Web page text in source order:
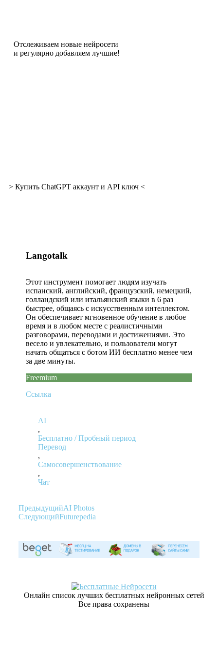
Отслеживаем новые нейросети
и регулярно добавляем лучшие!
> Купить ChatGPT аккаунт и API ключ <
Langotalk
Этот инструмент помогает людям изучать
испанский, английский, французский, немецкий,
голландский или итальянский языки в 6 раз
быстрее, общаясь с искусственным интеллектом.
Он обеспечивает мгновенное обучение в любое
время и в любом месте с реалистичными
разговорами, переводами и достижениями. Это
весело и увлекательно, и пользователи могут
начать общаться с ботом ИИ бесплатно менее чем
за две минуты.
Freemium
Ссылка
AI
,
Бесплатно / Пробный период
Перевод
,
Самосовершенствование
,
Чат
ПредыдущийAI Photos
СледующийFuturepedia
Онлайн список лучших бесплатных нейронных сетей
Все права сохранены